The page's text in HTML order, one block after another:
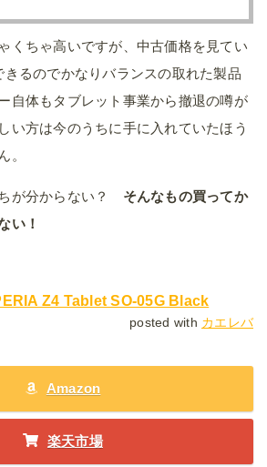
くちゃ高いですが、中古価格を見てい
きるのでかなりバランスの取れた製品
自体もタブレット事業から撤退の噂が
い方は今のうちに手に入れていたほう
。
が分からない？ そんなもの買ってか
い！
Z4 Tablet SO-05G Black
posted with カエレバ
Amazon
楽天市場